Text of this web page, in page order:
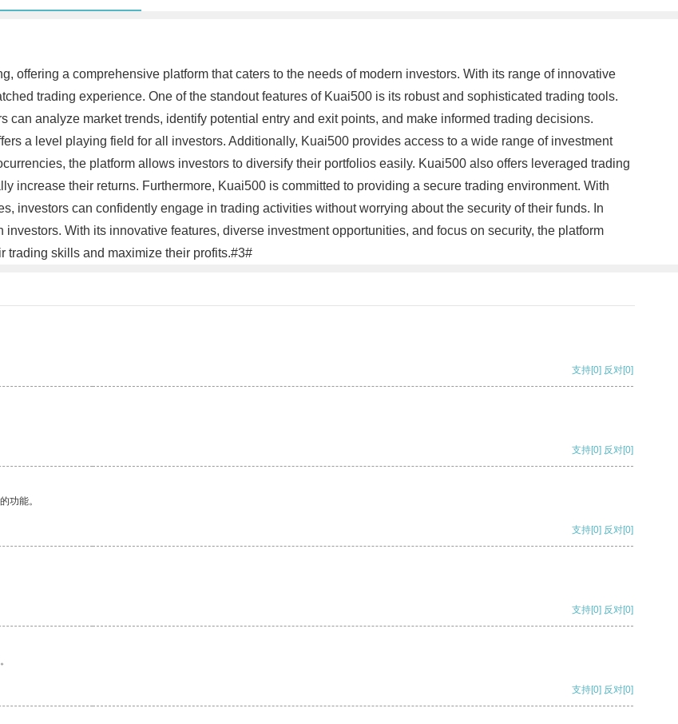
offering a comprehensive platform that caters to the needs of modern investors. With its range of innovative
trading experience. One of the standout features of Kuai500 is its robust and sophisticated trading tools.
analyze market trends, identify potential entry and exit points, and make informed trading decisions.
a level playing field for all investors. Additionally, Kuai500 provides access to a wide range of investment
the platform allows investors to diversify their portfolios easily. Kuai500 also offers leveraged trading
increase their returns. Furthermore, Kuai500 is committed to providing a secure trading environment. With
investors can confidently engage in trading activities without worrying about the security of their funds. In
With its innovative features, diverse investment opportunities, and focus on security, the platform
trading skills and maximize their profits.#3#
支持[0] 反对[0]
支持[0] 反对[0]
功能。
支持[0] 反对[0]
支持[0] 反对[0]
支持[0] 反对[0]